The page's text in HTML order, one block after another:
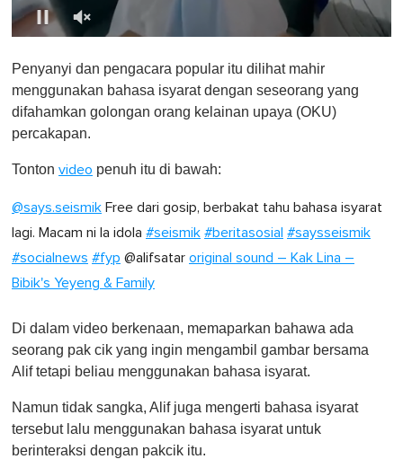
f
1
i
n
u
e
0
Penyanyi dan pengacara popular itu dilihat mahir
menggunakan bahasa isyarat dengan seseorang yang
difahamkan golongan orang kelainan upaya (OKU)
percakapan.
Tonton video penuh itu di bawah:
@says.seismik Free dari gosip, berbakat tahu bahasa isyarat
lagi. Macam ni la idola #seismik #beritasosial #saysseismik
#socialnews #fyp @alifsatar original sound – Kak Lina –
Bibik's Yeyeng & Family
Di dalam video berkenaan, memaparkan bahawa ada
seorang pak cik yang ingin mengambil gambar bersama
Alif tetapi beliau menggunakan bahasa isyarat.
Namun tidak sangka, Alif juga mengerti bahasa isyarat
tersebut lalu menggunakan bahasa isyarat untuk
berinteraksi dengan pakcik itu.